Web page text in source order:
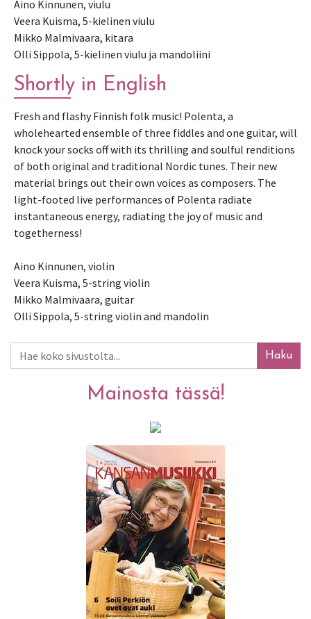
Aino Kinnunen, viulu
Veera Kuisma, 5-kielinen viulu
Mikko Malmivaara, kitara
Olli Sippola, 5-kielinen viulu ja mandoliini
Shortly in English
Fresh and flashy Finnish folk music! Polenta, a
wholehearted ensemble of three fiddles and one guitar, will
knock your socks off with its thrilling and soulful renditions
of both original and traditional Nordic tunes. Their new
material brings out their own voices as composers. The
light-footed live performances of Polenta radiate
instantaneous energy, radiating the joy of music and
togetherness!
Aino Kinnunen, violin
Veera Kuisma, 5-string violin
Mikko Malmivaara, guitar
Olli Sippola, 5-string violin and mandolin
Haku
Mainosta tässä!